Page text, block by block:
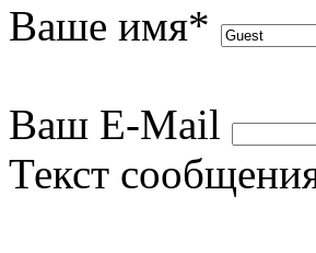
Ваше имя*
Ваш E-Mail
Текст